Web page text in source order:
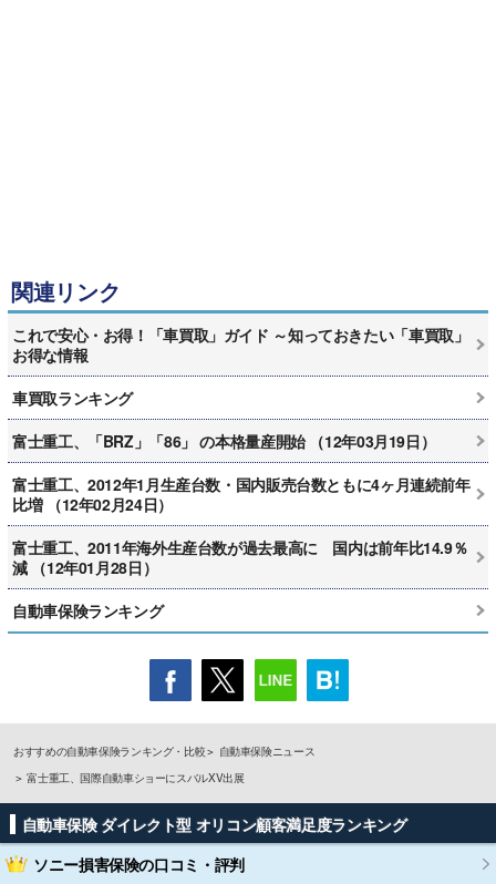
関連リンク
これで安心・お得！「車買取」ガイド ～知っておきたい「車買取」
お得な情報
車買取ランキング
富士重工、「BRZ」「86」 の本格量産開始 （12年03月19日）
富士重工、2012年1月生産台数・国内販売台数ともに4ヶ月連続前年
比増 （12年02月24日）
富士重工、2011年海外生産台数が過去最高に 国内は前年比14.9％
減 （12年01月28日）
自動車保険ランキング
おすすめの自動車保険ランキング・比較
自動車保険ニュース
富士重工、国際自動車ショーにスバルXV出展
自動車保険 ダイレクト型 オリコン顧客満足度ランキング
ソニー損害保険の口コミ・評判